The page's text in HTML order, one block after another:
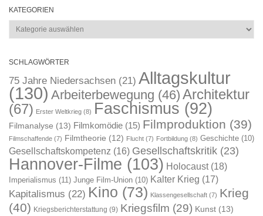
KATEGORIEN
Kategorien
SCHLAGWÖRTER
75 Jahre Niedersachsen (21) Alltagskultur
(130) Arbeiterbewegung (46) Architektur
(67) Erster Weltkrieg (8) Faschismus (92)
Filmanalyse (13) Filmkomödie (15) Filmproduktion (39)
Filmschaffende (7) Filmtheorie (12) Flucht (7) Fortbildung (8) Geschichte (10)
Gesellschaftskompetenz (16) Gesellschaftskritik (23)
Hannover-Filme (103) Holocaust(18)
Imperialismus (11) Junge Film-Union (10) Kalter Krieg (17)
Kapitalismus (22) Kino (73) Klassengesellschaft (7) Krieg
(40) Kriegsberichterstattung (9) Kriegsfilm (29) Kunst (13)